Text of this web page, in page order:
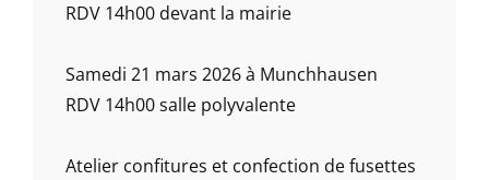
RDV 14h00 devant la mairie
Samedi 21 mars 2026 à Munchhausen
RDV 14h00 salle polyvalente
Atelier confitures et confection de fusettes